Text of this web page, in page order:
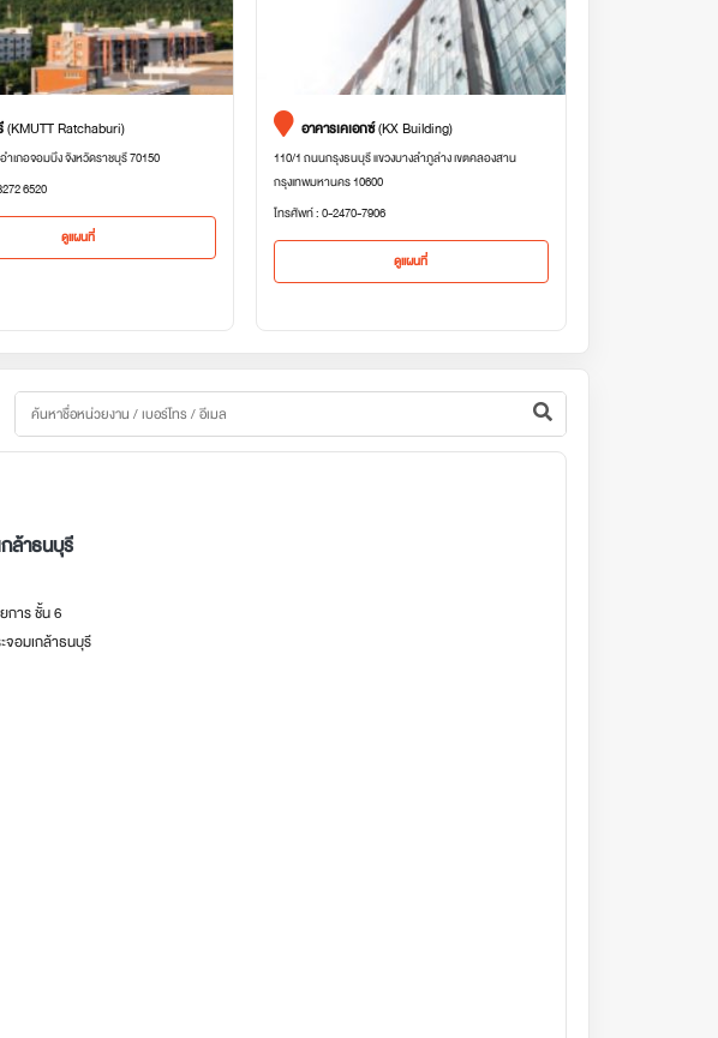
(KMUTT Ratchaburi)
ำเภอจอมบึง จังหวัดราชบุรี 70150
6520
ดูแผนที่
อาคารเคเอกซ์(KX Building)
110/1 ถนนกรุงธนบุรี แขวงบางลำภูล่าง เขตคลองสาน
กรุงเทพมหานคร 10600
โทรศัพท์ : 0-2470-7906
ดูแผนที่
ล้าธนบุรี
การ ชั้น 6
จอมเกล้าธนบุรี